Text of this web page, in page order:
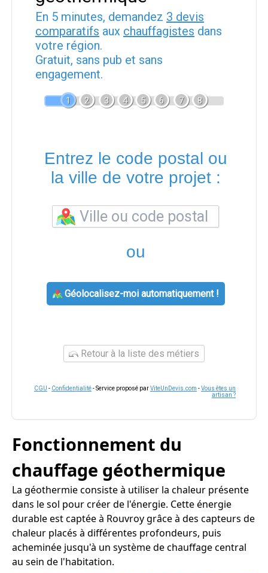
En 5 minutes, demandez 3 devis
comparatifs aux chauffagistes dans
votre région.
Gratuit, sans pub et sans
engagement.
1 2 3 4 5 6 7 8
Entrez le code postal ou
la ville de votre projet :
ou
Géolocalisez-moi automatiquement !
Retour à la liste des métiers
CGU - Confidentialité- Service proposé parViteUnDevis.com -Vous êtes un
artisan ?
Fonctionnement du
chauffage géothermique
La géothermie consiste à utiliser la chaleur présente
dans le sol pour créer de l'énergie. Cette énergie
durable est captée à Rouvroy grâce à des capteurs de
chaleur placés à différentes profondeurs, puis
acheminée jusqu'à un système de chauffage central
au sein de l'habitation.